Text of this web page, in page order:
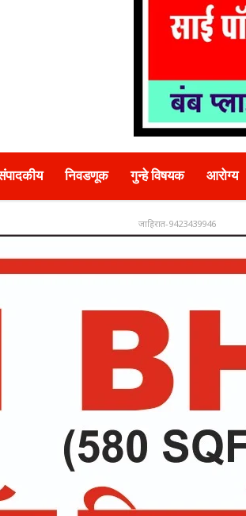
निवडणूक गुन्हे विषयक आरोग्य
जाहिरात-9423439946